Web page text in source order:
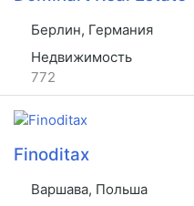
Берлин, Германия
Недвижимость
772
Finoditax
Варшава, Польша